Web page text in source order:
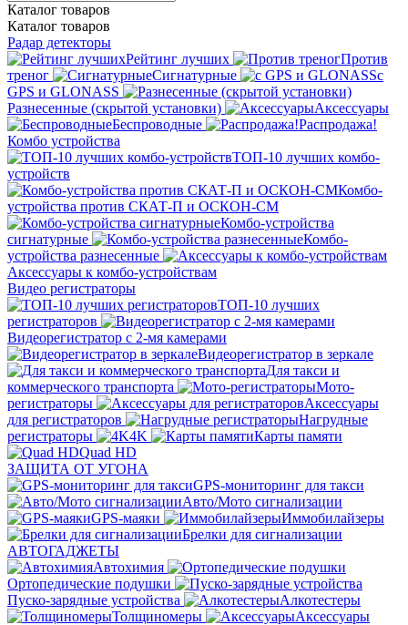
Каталог товаров
Каталог товаров
Радар детекторы
Рейтинг лучших
Против
треног
Сигнатурные
с
GPS и GLONASS
Разнесенные (скрытой установки)
Аксессуары
Беспроводные
Распродажа!
Комбо устройства
ТОП-10 лучших комбо-
устройств
Комбо-
устройства против СКАТ-П и ОСКОН-СМ
Комбо-устройства
сигнатурные
Комбо-
устройства разнесенные
Аксессуары к комбо-устройствам
Видео регистраторы
ТОП-10 лучших
регистраторов
Видеорегистратор с 2-мя камерами
Видеорегистратор в зеркале
Для такси и
коммерческого транспорта
Мото-
регистраторы
Аксессуары
для регистраторов
Нагрудные
регистраторы
4K
Карты памяти
Quad HD
ЗАЩИТА ОТ УГОНА
GPS-мониторинг для такси
Авто/Мото сигнализации
GPS-маяки
Иммобилайзеры
Брелки для сигнализации
АВТОГАДЖЕТЫ
Автохимия
Ортопедические подушки
Пуско-зарядные устройства
Алкотестеры
Толщиномеры
Аксессуары